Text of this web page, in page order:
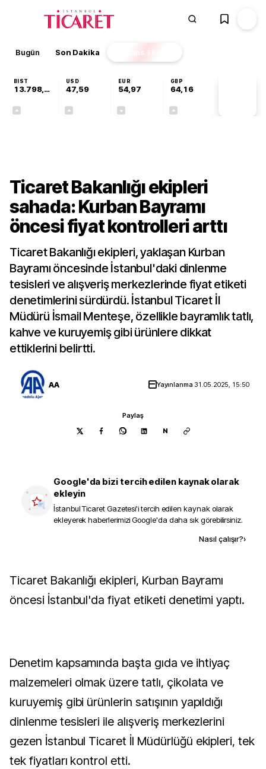
Bugün Son Dakika Finans EKSTRA
BIST
13.798,82
USD
47,59
EUR
54,97
GBP
64,16
Ticaret Bakanlığı ekipleri
sahada: Kurban Bayramı
öncesi fiyat kontrolleri arttı
Ticaret Bakanlığı ekipleri, yaklaşan Kurban
Bayramı öncesinde İstanbul'daki dinlenme
tesisleri ve alışveriş merkezlerinde fiyat etiketi
denetimlerini sürdürdü. İstanbul Ticaret İl
Müdürü İsmail Menteşe, özellikle bayramlık tatlı,
kahve ve kuruyemiş gibi ürünlere dikkat
ettiklerini belirtti.
AA Yayınlanma 31.05.2025, 15:50
Paylaş
N
Google'da bizi tercih edilen kaynak olarak
ekleyin
İstanbul Ticaret Gazetesi'i tercih edilen kaynak olarak
ekleyerek haberlerimizi Google'da daha sık görebilirsiniz.
Nasıl çalışır?›
Ticaret Bakanlığı ekipleri, Kurban Bayramı
öncesi İstanbul'da fiyat etiketi denetimi yaptı.
Denetim kapsamında başta gıda ve ihtiyaç
malzemeleri olmak üzere tatlı, çikolata ve
kuruyemiş gibi ürünlerin satışının yapıldığı
dinlenme tesisleri ile alışveriş merkezlerini
gezen İstanbul Ticaret İl Müdürlüğü ekipleri, tek
tek fiyatları kontrol etti.